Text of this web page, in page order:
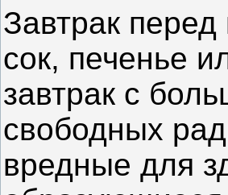
Завтрак
сок, печенье
завтрак с
свободных
вредные для